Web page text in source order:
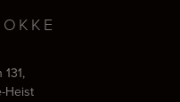
Heist